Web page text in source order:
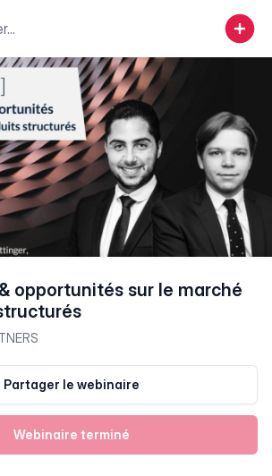
opportunités sur le marché
Partager le webinaire
Webinaire terminé